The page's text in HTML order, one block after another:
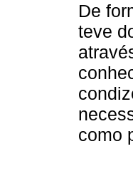
De
teve
como